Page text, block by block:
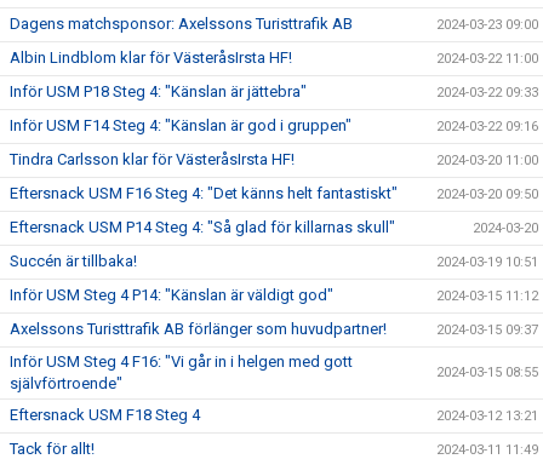
Dagens matchsponsor: Axelssons Turisttrafik AB 2024-03-23 09:00
Albin Lindblom klar för VästeråsIrsta HF! 2024-03-22 11:00
Inför USM P18 Steg 4: "Känslan är jättebra" 2024-03-22 09:33
Inför USM F14 Steg 4: "Känslan är god i gruppen" 2024-03-22 09:16
Tindra Carlsson klar för VästeråsIrsta HF! 2024-03-20 11:00
Eftersnack USM F16 Steg 4: "Det känns helt fantastiskt" 2024-03-20 09:50
Eftersnack USM P14 Steg 4: "Så glad för killarnas skull" 2024-03-20
Succén är tillbaka! 2024-03-19 10:51
Inför USM Steg 4 P14: "Känslan är väldigt god" 2024-03-15 11:12
Axelssons Turisttrafik AB förlänger som huvudpartner! 2024-03-15 09:37
Inför USM Steg 4 F16: "Vi går in i helgen med gott
självförtroende"
2024-03-15 08:55
Eftersnack USM F18 Steg 4 2024-03-12 13:21
Tack för allt! 2024-03-11 11:49